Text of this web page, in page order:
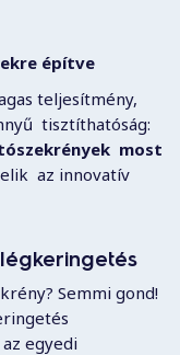
építve
teljesítmény,
tisztíthatóság:
most
az innovatív
Semmi gond!
egyedi